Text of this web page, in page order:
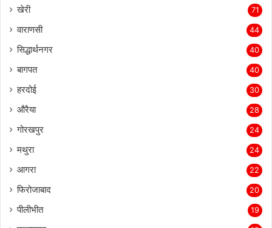
खेरी 71
वाराणसी 44
सिद्धार्थनगर 40
बागपत 40
हरदोई 30
औरैया 28
गोरखपुर 24
मथुरा 24
आगरा 22
फिरोजाबाद 20
पीलीभीत 19